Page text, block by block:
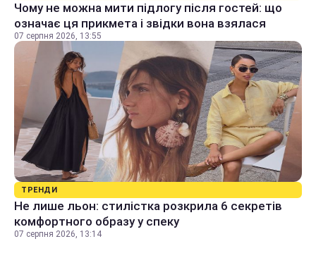
Чому не можна мити підлогу після гостей: що
означає ця прикмета і звідки вона взялася
07 серпня 2026, 13:55
ТРЕНДИ
Не лише льон: стилістка розкрила 6 секретів
комфортного образу у спеку
07 серпня 2026, 13:14